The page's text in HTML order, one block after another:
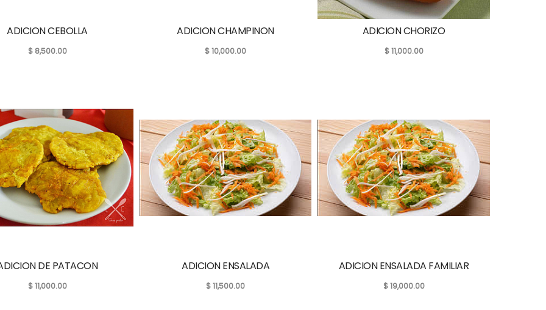
ADICION CEBOLLA
$ 8,500.00
ADICION CHAMPINON
$10,000.00
ADICION CHORIZO
$11,000.00
DE PATACON
$11,000.00
ADICION ENSALADA
$11,500.00
ADICION ENSALADA FAMILIAR
$19,000.00